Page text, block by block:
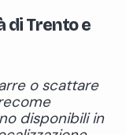
di Trento e
o scattare
disponibili in